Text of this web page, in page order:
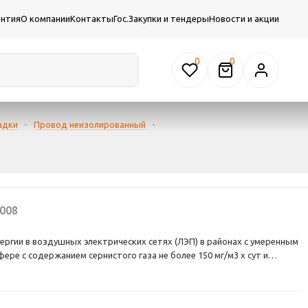
О компанииКонтактыГос.Закупки и тендерыНовости и акции
0
- Провод неизолированный
-
в воздушных электрических сетях (ЛЭП) в районах с умеренным
с содержанием сернистого газа не более 150 мг/м3 х сут и